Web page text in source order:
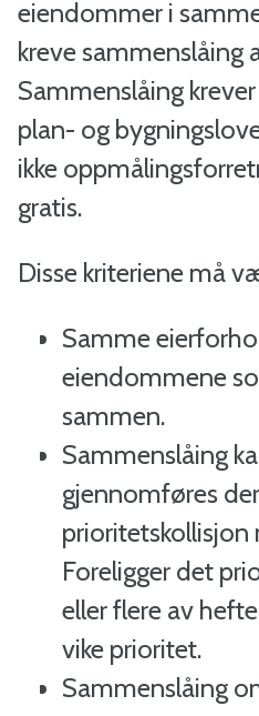
l
-
B
n
d
a
l
k
o
m
m
u
eiendommer i
kreve sammenslåing
Sammenslåing
plan- og
ikke
gratis.
Disse kriteriene må
Samme
eiendommene
sammen.
Sammenslåing
gjennomføres
Foreligger det
eller flere av
vike prioritet.
Sammenslåing